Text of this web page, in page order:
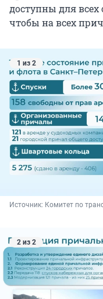
доступны для всех
чтобы на всех
1 из 2
Источник: Комитет по
2 из 2